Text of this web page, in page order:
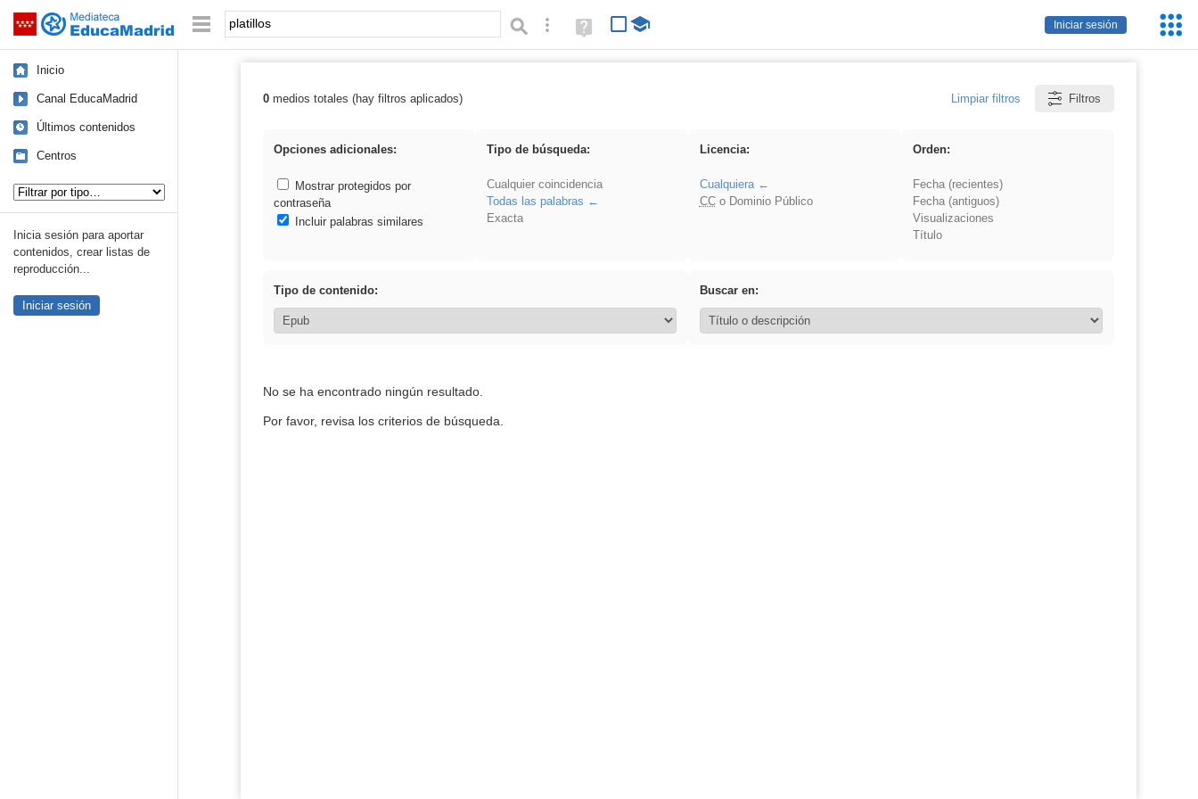
Saltar navegación
Iniciar sesión
Palabra o frase: Búsqueda avanzada
Ayuda
(en
Inicio
Canal EducaMadrid
Últimos contenidos
Centros
Inicia sesión para aportar
contenidos, crear listas de
reproducción...
Iniciar sesión
Resultados de: platillos
0medios totales (hay filtros aplicados) Limpiar filtros Filtros
Opciones adicionales:
Mostrar protegidos por
contraseña
Incluir palabras similares
Tipo de búsqueda:
Cualquier coincidencia
Todas las palabras
Exacta
Licencia:
Cualquiera
CCo Dominio Público
Orden:
Fecha (recientes)
Fecha (antiguos)
Visualizaciones
Título
Tipo de contenido: Buscar en:
No se ha encontrado ningún resultado.
Por favor, revisa los criterios de búsqueda.